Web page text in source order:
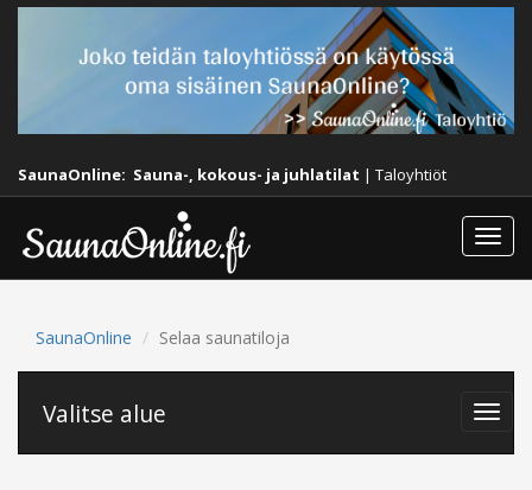
SaunaOnline: Sauna-, kokous- ja juhlatilat | Taloyhtiöt
SaunaOnline Selaa saunatiloja
Valitse alue